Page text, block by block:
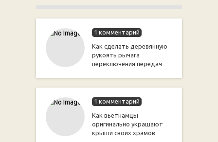
1 комментарий
Как сделать деревянную
рукоять рычага
переключения передач
1 комментарий
Как вьетнамцы
оригинально украшают
крыши своих храмов